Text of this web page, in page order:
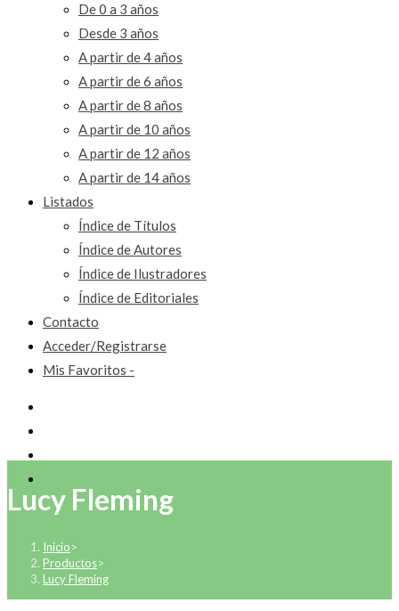
De 0 a 3 años
Desde 3 años
A partir de 4 años
A partir de 6 años
A partir de 8 años
A partir de 10 años
A partir de 12 años
A partir de 14 años
Listados
Índice de Títulos
Índice de Autores
Índice de Ilustradores
Índice de Editoriales
Contacto
Acceder/Registrarse
Mis Favoritos -
Lucy Fleming
Inicio>
Productos>
Lucy Fleming